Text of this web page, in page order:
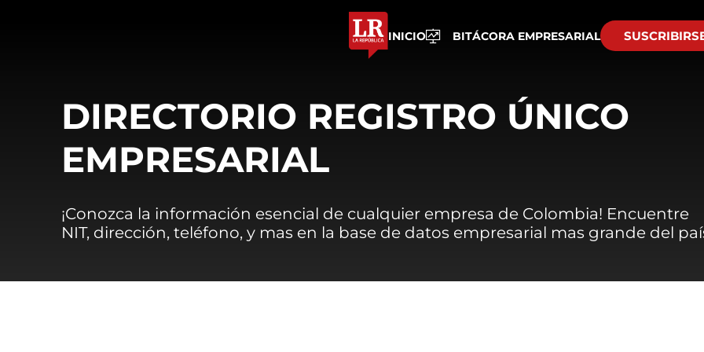
INICIO BITÁCORA EMPRESARIAL
DIRECTORIO REGISTRO ÚNICO
EMPRESARIAL
¡Conozca la información esencial de cualquier empresa de Colombia! Encuentre
NIT, dirección, teléfono, y mas en la base de datos empresarial mas grande del